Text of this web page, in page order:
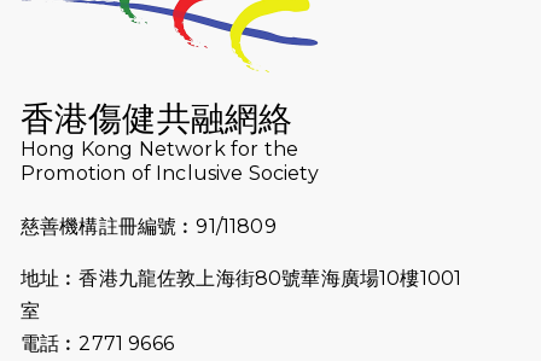
（19:00開始）
猛龍長跑隊恆常練習 - 7月16日
2026-07-10
【猛龍戈壁118公里分享暨香港傷健共
融網絡15周年晚宴】
2026-07-09
猛龍長跑隊恆常練習 - 7月9日（19:00
2026-07-02
香港傷健共融網絡
Hong Kong Network for the
Promotion of Inclusive Society
慈善機構註冊編號︰91/11809
地址︰香港九龍佐敦上海街80號華海廣場10樓1001
室
電話︰2771 9666